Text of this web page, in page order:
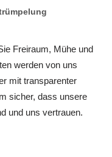
Freiraum, Mühe und
werden von uns
mit transparenter
sicher, dass unsere
und uns vertrauen.